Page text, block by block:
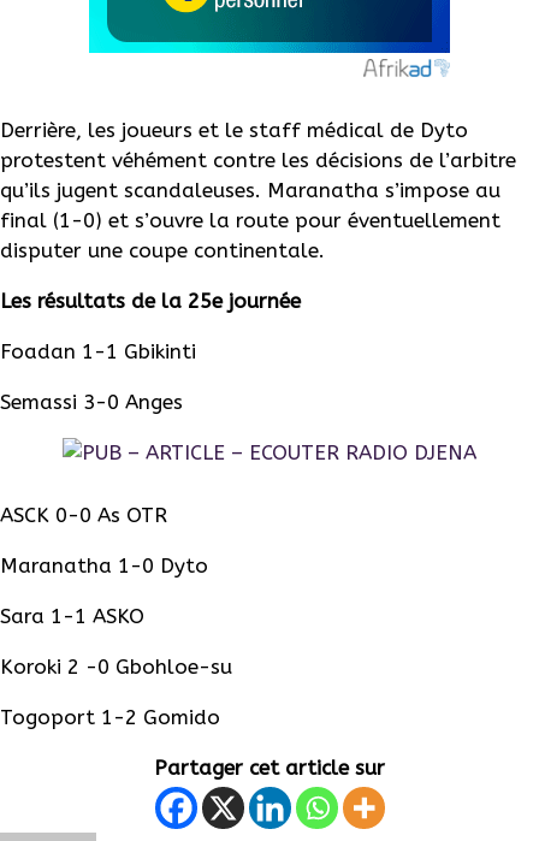
Derrière, les joueurs et le staff médical de Dyto
protestent véhément contre les décisions de l’arbitre
qu’ils jugent scandaleuses. Maranatha s’impose au
final (1-0) et s’ouvre la route pour éventuellement
disputer une coupe continentale.
Les résultats de la 25e journée
Foadan 1-1 Gbikinti
Semassi 3-0 Anges
ASCK 0-0 As OTR
Maranatha 1-0 Dyto
Sara 1-1 ASKO
Koroki 2 -0 Gbohloe-su
Togoport 1-2 Gomido
Partager cet article sur